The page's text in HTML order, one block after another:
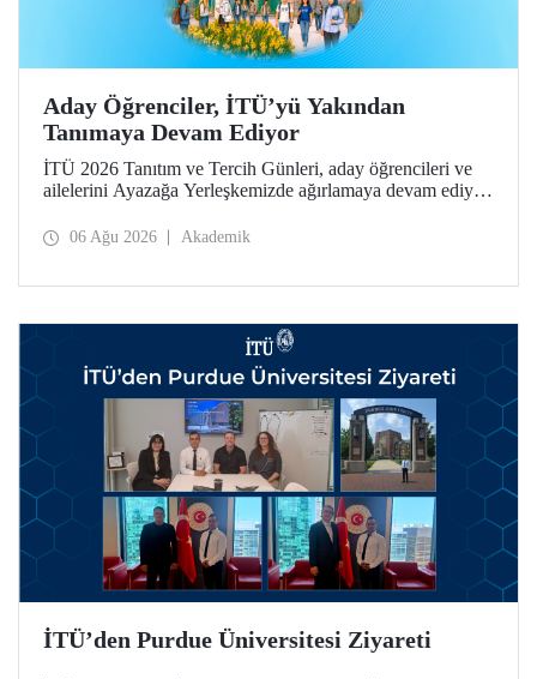
Aday Öğrenciler, İTÜ’yü Yakından
Tanımaya Devam Ediyor
İTÜ 2026 Tanıtım ve Tercih Günleri, aday öğrencileri ve
ailelerini Ayazağa Yerleşkemizde ağırlamaya devam ediyor.
ilgili fakülte ve birimler adaylara bilgi vermeye devam
06 Ağu 2026 Akademik
İTÜ’den Purdue Üniversitesi Ziyareti